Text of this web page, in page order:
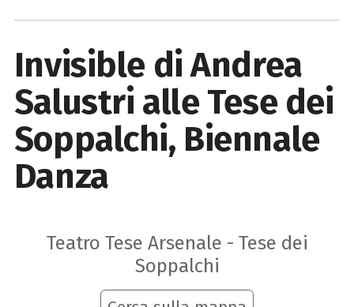
Invisible di Andrea
Salustri alle Tese dei
Soppalchi, Biennale
Danza
Teatro Tese Arsenale - Tese dei
Soppalchi